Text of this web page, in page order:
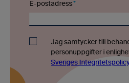
E-postadress*
Jag samtycker till
personuppgifter i
Sveriges